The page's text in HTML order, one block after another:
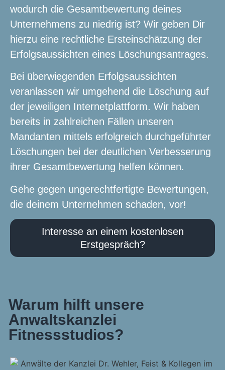
wodurch die Gesamtbewertung deines
Unternehmens zu niedrig ist? Wir geben Dir
hierzu eine rechtliche Ersteinschätzung der
Erfolgsaussichten eines Löschungsantrages.
Bei überwiegenden Erfolgsaussichten
veranlassen wir umgehend die Löschung auf
der jeweiligen Internetplattform. Wir haben
bereits in zahlreichen Fällen unseren
Mandanten mittels erfolgreich durchgeführter
Löschungen bei der deutlichen Verbesserung
ihrer Gesamtbewertung helfen können.
Gehe gegen ungerechtfertigte Bewertungen,
die deinem Unternehmen schaden, vor!
Interesse an einem kostenlosen
Erstgespräch?
Warum hilft unsere
Anwaltskanzlei
Fitnessstudios?